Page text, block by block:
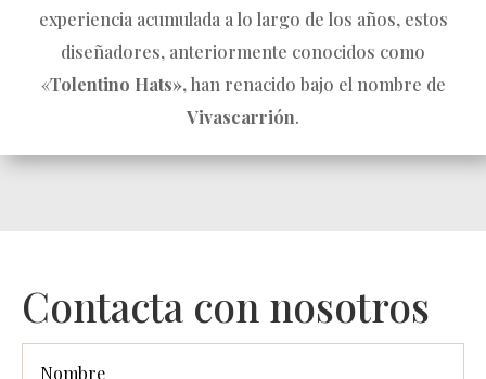
experiencia acumulada a lo largo de los años, estos
diseñadores, anteriormente conocidos como
«Tolentino Hats»,han renacido bajo el nombre de
Vivascarrión.
Contacta con nosotros